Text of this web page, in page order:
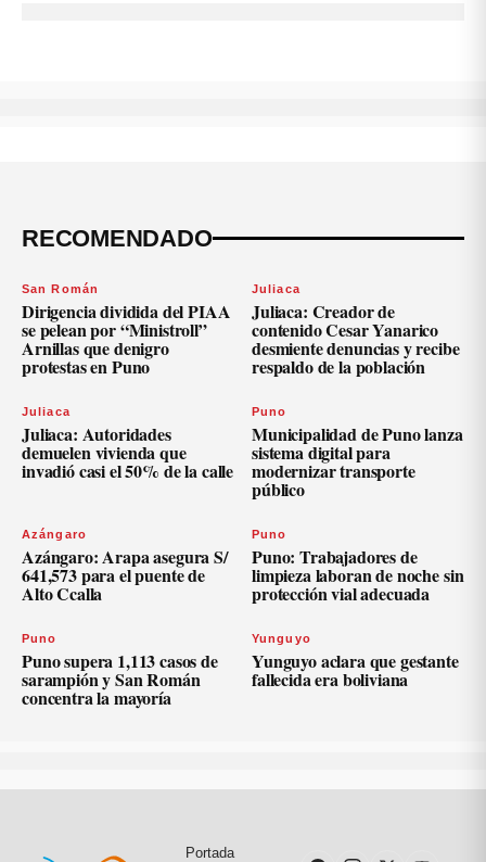
RECOMENDADO
San Román
Dirigencia dividida del PIAA
se pelean por “Ministroll”
Arnillas que denigro
protestas en Puno
Juliaca
Juliaca: Creador de
contenido Cesar Yanarico
desmiente denuncias y recibe
respaldo de la población
Juliaca
Juliaca: Autoridades
demuelen vivienda que
invadió casi el 50% de la calle
Puno
Municipalidad de Puno lanza
sistema digital para
modernizar transporte
público
Azángaro
Azángaro: Arapa asegura S/
641,573 para el puente de
Alto Ccalla
Puno
Puno: Trabajadores de
limpieza laboran de noche sin
protección vial adecuada
Puno
Puno supera 1,113 casos de
sarampión y San Román
concentra la mayoría
Yunguyo
Yunguyo aclara que gestante
fallecida era boliviana
Portada